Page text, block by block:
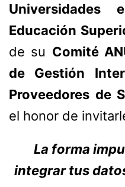
Universidades
Educación
de su Comité
de Gestión
Proveedores de
el honor de
La forma
integrar tus